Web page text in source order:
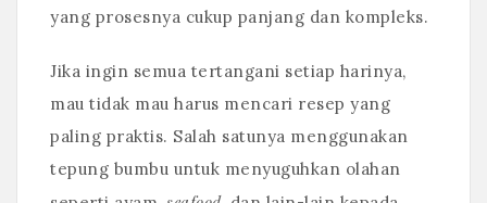
yang prosesnya cukup panjang dan kompleks.
Jika ingin semua tertangani setiap harinya,
mau tidak mau harus mencari resep yang
paling praktis. Salah satunya menggunakan
tepung bumbu untuk menyuguhkan olahan